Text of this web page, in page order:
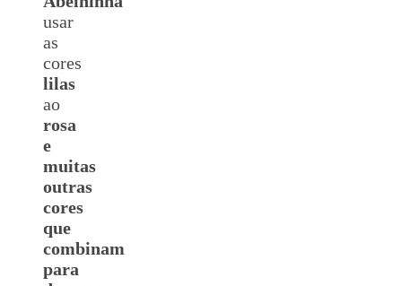
usar
as
cores
lilas
ao
rosa
e
muitas
outras
cores
que
combinam
para